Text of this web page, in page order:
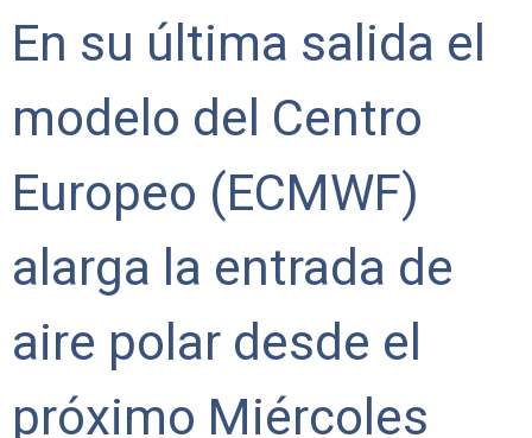
En su última salida el
modelo del Centro
Europeo (ECMWF)
alarga la entrada de
aire polar desde el
próximo Miércoles